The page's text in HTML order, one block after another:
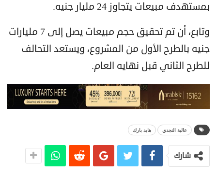
بمستهدف مبيعات يتجاوز 24 مليار جنيه.
وتابع، أن تم تحقيق حجم مبيعات يصل إلى 7 مليارات
جنيه بالطرح الأول من المشروع، ويستعد التحالف
للطرح الثاني قبل نهايه العام.
عالية النجدي هايد بارك
شارك